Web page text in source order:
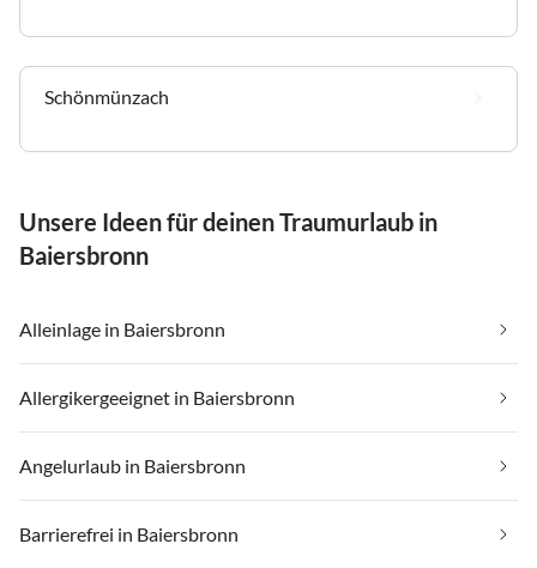
Schönmünzach
Unsere Ideen für deinen Traumurlaub in
Baiersbronn
Alleinlage in Baiersbronn
Allergikergeeignet in Baiersbronn
Angelurlaub in Baiersbronn
Barrierefrei in Baiersbronn